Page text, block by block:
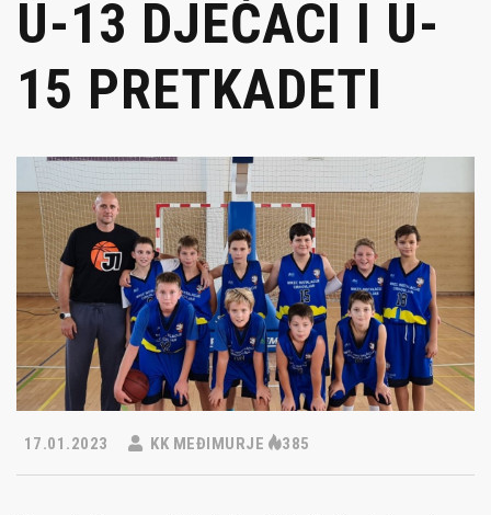
U-13 DJEČACI I U-
15 PRETKADETI
17.01.2023 KK MEĐIMURJE 385